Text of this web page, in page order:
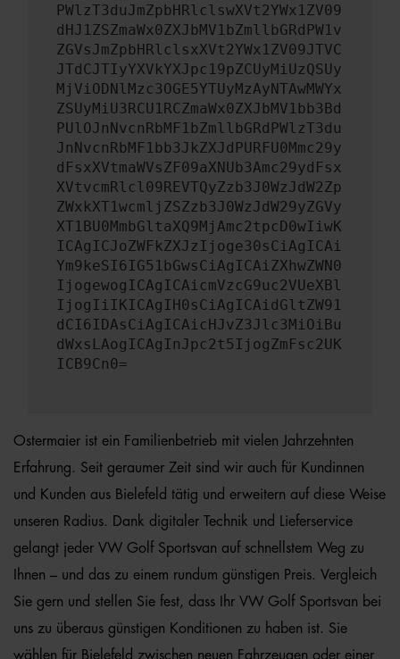
PWlzT3duJmZpbHRlclswXVt2YWx1ZV09
dHJ1ZSZmaWx0ZXJbMV1bZmllbGRdPW1v
ZGVsJmZpbHRlclsxXVt2YWx1ZV09JTVC
JTdCJTIyYXVkYXJpc19pZCUyMiUzQSUy
MjViODNlMzc3OGE5YTUyMzAyNTAwMWYx
ZSUyMiU3RCU1RCZmaWx0ZXJbMV1bb3Bd
PUlOJnNvcnRbMF1bZmllbGRdPWlzT3du
JnNvcnRbMF1bb3JkZXJdPURFU0Mmc29y
dFsxXVtmaWVsZF09aXNUb3Amc29ydFsx
XVtvcmRlcl09REVTQyZzb3J0WzJdW2Zp
ZWxkXT1wcmljZSZzb3J0WzJdW29yZGVy
XT1BU0MmbGltaXQ9MjAmc2tpcD0wIiwK
ICAgICJoZWFkZXJzIjoge30sCiAgICAi
Ym9keSI6IG51bGwsCiAgICAiZXhwZWN0
IjogewogICAgICAicmVzcG9uc2VUeXBl
IjogIiIKICAgIH0sCiAgICAidGltZW91
dCI6IDAsCiAgICAicHJvZ3Jlc3MiOiBu
dWxsLAogICAgInJpc2t5IjogZmFsc2UK
ICB9Cn0=
Ostermaier ist ein Familienbetrieb mit vielen Jahrzehnten
Erfahrung. Seit geraumer Zeit sind wir auch für Kundinnen
und Kunden aus Bielefeld tätig und erweitern auf diese Weise
unseren Radius. Dank digitaler Technik und Lieferservice
gelangt jeder VW Golf Sportsvan auf schnellstem Weg zu
Ihnen – und das zu einem rundum günstigen Preis. Vergleich
Sie gern und stellen Sie fest, dass Ihr VW Golf Sportsvan bei
uns zu überaus günstigen Konditionen zu haben ist. Sie
wählen für Bielefeld zwischen neuen Fahrzeugen oder einer